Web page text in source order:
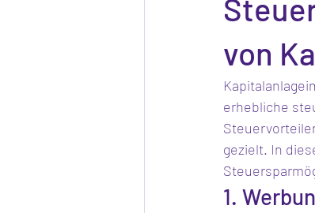
von
erhebliche
gezielt. In
1.